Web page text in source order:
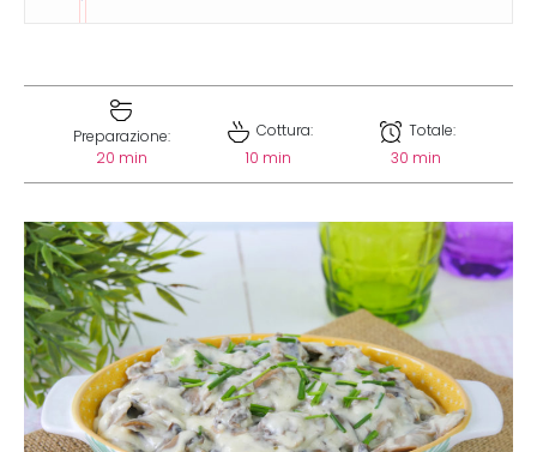
Preparazione:
20 min
Cottura:
10 min
Totale:
30 min